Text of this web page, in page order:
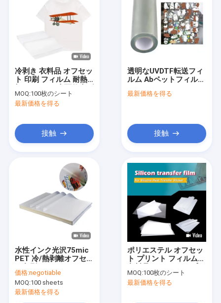
ビデオ
企業情報
品質管理
見積依頼
冷剥き 衣料品 オフセッ
ト 印刷 フィルム 耐熱
MOQ:100枚のシート
最新価格を得る
接触
透明なUVDTF転送フィ
ルム Abペットフィルム
UVDTFプリントフィル
最新価格を得る
接触
水性インク光沢75mic
PET 冷/熱剥離オフセッ
価格:negotiable
MOQ:100 sheets
最新価格を得る
ポリエステル オフセッ
ト プリント フィルム
ント 輝く/マット 表面
仕上げ
MOQ:100枚のシート
最新価格を得る